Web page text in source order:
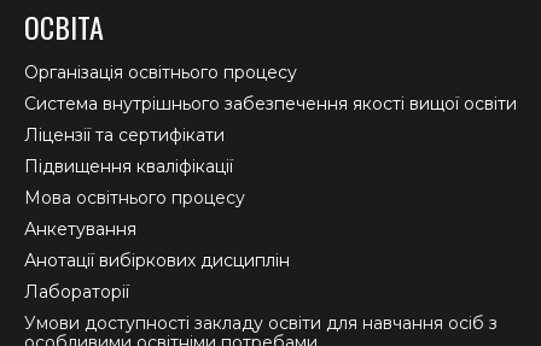
opens
in
new
window
opens
in
new
window
in
new
window
ОСВІТА
Організація освітнього процесу
Система внутрішнього забезпечення якості вищої освіти
Ліцензії та сертифікати
Підвищення кваліфікації
Мова освітнього процесу
Анкетування
Анотації вибіркових дисциплін
Лабораторії
Умови доступності закладу освіти для навчання осіб з